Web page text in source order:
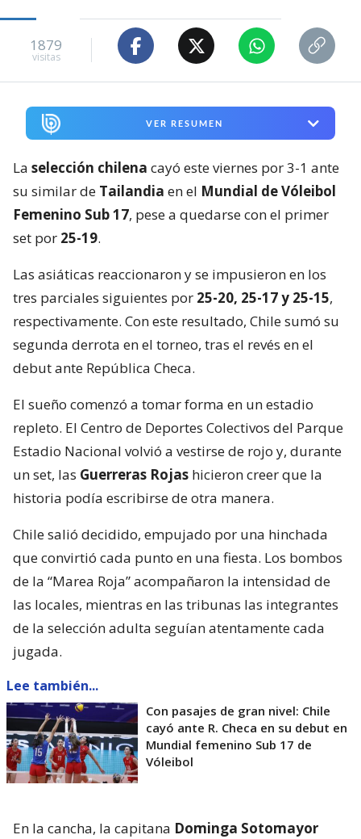
1879
visitas
VER RESUMEN
La selección chilena cayó este viernes por 3-1 ante
su similar de Tailandia en el Mundial de Vóleibol
Femenino Sub 17, pese a quedarse con el primer
set por 25-19.
Las asiáticas reaccionaron y se impusieron en los
tres parciales siguientes por 25-20, 25-17 y 25-15,
respectivamente. Con este resultado, Chile sumó su
segunda derrota en el torneo, tras el revés en el
debut ante República Checa.
El sueño comenzó a tomar forma en un estadio
repleto. El Centro de Deportes Colectivos del Parque
Estadio Nacional volvió a vestirse de rojo y, durante
un set, las Guerreras Rojas hicieron creer que la
historia podía escribirse de otra manera.
Chile salió decidido, empujado por una hinchada
que convirtió cada punto en una fiesta. Los bombos
de la “Marea Roja” acompañaron la intensidad de
las locales, mientras en las tribunas las integrantes
de la selección adulta seguían atentamente cada
jugada.
Lee también...
Con pasajes de gran nivel: Chile
cayó ante R. Checa en su debut en
Mundial femenino Sub 17 de
Vóleibol
En la cancha, la capitana Dominga Sotomayor